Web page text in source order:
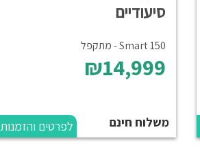
סיעודיים
Smart 150 - מתקפל
₪14,999
משלוח חינם לפרטים והזמנות